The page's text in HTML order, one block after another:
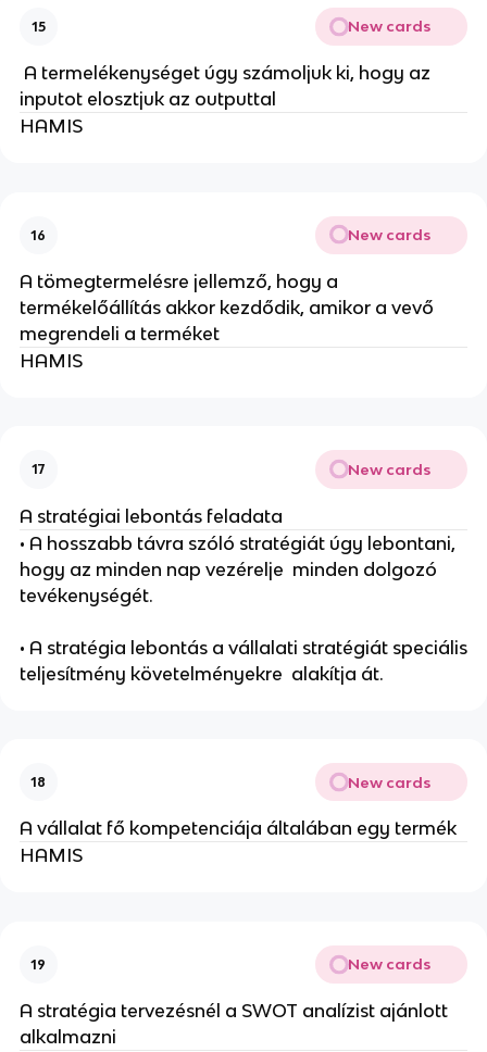
15 New cards
A termelékenységet úgy számoljuk ki, hogy az
inputot elosztjuk az outputtal
HAMIS
16 New cards
A tömegtermelésre jellemző, hogy a
termékelőállítás akkor kezdődik, amikor a vevő
megrendeli a terméket
HAMIS
17 New cards
A stratégiai lebontás feladata
• A hosszabb távra szóló stratégiát úgy lebontani,
hogy az minden nap vezérelje minden dolgozó
tevékenységét.
• A stratégia lebontás a vállalati stratégiát speciális
teljesítmény követelményekre alakítja át.
18 New cards
A vállalat fő kompetenciája általában egy termék
HAMIS
19 New cards
A stratégia tervezésnél a SWOT analízist ajánlott
alkalmazni